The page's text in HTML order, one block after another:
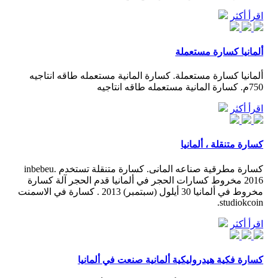
اقرأ أكثر
ألمانيا كسارة مستعملة
ألمانيا كسارة مستعملة. كسارة المانية مستعمله طاقه انتاجيه
750م. كسارة المانية مستعمله طاقه انتاجيه
اقرأ أكثر
كسارة متنقلة ، ألمانيا
كسارة مطرقية صناعه المانى. كسارة متنقلة تستخدم inbebeu.
2016 مخروط كسارات الحجر في ألمانيا قدم الحجر آلة كسارة
مخروط في ألمانيا 30 أيلول (سبتمبر) 2013 . كسارة في الاسمنت
studiokcoin.
اقرأ أكثر
كسارة فكية هيدروليكية ألمانية صنعت في ألمانيا